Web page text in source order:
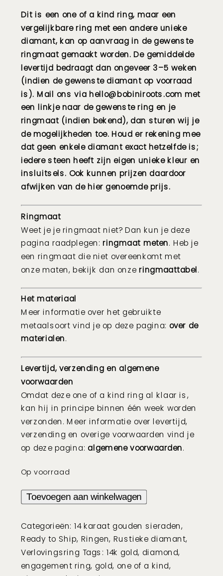
Dit is een one of a kind ring, maar een
vergelijkbare ring met een andere unieke
diamant, kan op aanvraag in de gewenste
ringmaat gemaakt worden. De gemiddelde
levertijd bedraagt dan ongeveer 3–5 weken
(indien de gewenste diamant op voorraad
is). Mail ons viahello@bobiniroots.com met
een linkje naar de gewenste ring en je
ringmaat (indien bekend), dan sturen wij je
de mogelijkheden toe. Houd er rekening mee
dat geen enkele diamant exact hetzelfde is;
iedere steen heeft zijn eigen unieke kleur en
insluitsels. Ook kunnen prijzen daardoor
afwijken van de hier genoemde prijs.
Ringmaat
Weet je je ringmaat niet? Dan kun je deze
pagina raadplegen:ringmaat meten. Heb je
een ringmaat die niet overeenkomt met
onze maten, bekijk dan onzeringmaattabel.
Het materiaal
Meer informatie over het gebruikte
metaalsoort vind je op deze pagina: over de
materialen.
Levertijd, verzending en algemene
voorwaarden
Omdat deze one of a kind ring al klaar is,
kan hij in principe binnen één week worden
verzonden. Meer informatie over levertijd,
verzending en overige voorwaarden vind je
op deze pagina:algemene voorwaarden.
Op voorraad
Solitair
ring
met
perzik
briljant
Toevoegen aan winkelwagen
Categorieën: 14 karaat gouden sieraden,
Ready to Ship, Ringen, Rustieke diamant,
Verlovingsring Tags: 14k gold, diamond,
engagement ring, gold, one of a kind,